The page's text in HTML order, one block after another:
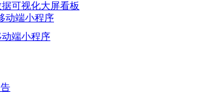
可视化大屏看板
动端小程序